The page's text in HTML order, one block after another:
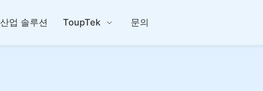
산업 솔루션 ToupTek 문의